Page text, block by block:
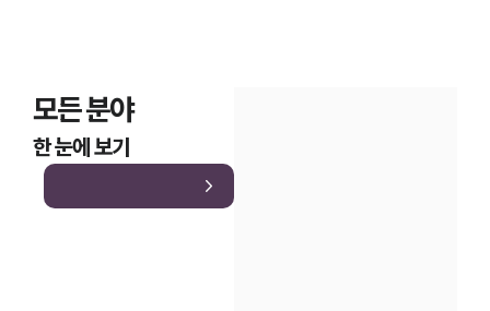
모든 분야
한 눈에 보기